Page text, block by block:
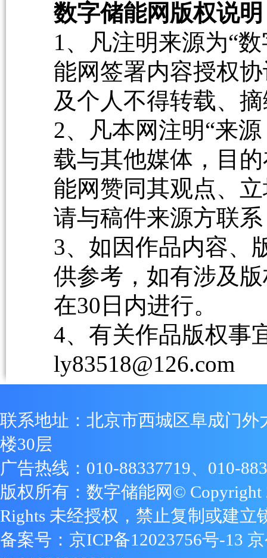
数字储能网版权说
1、凡注明来源为“
能网签署内容授权
及个人不得转载、
2、凡本网注明“来
载与其他媒体，目
能网赞同其观点、
请与稿件来源方联
3、如因作品内容、
供参考，如有涉及
在30日内进行。
4、有关作品版权事
ly83518@126.com
联系地址：北京市西城区阜成门外
楼30层
广告热线：010-88337719、010-
版权所有：数字储能网© Copyright
Rights 未经授权，禁止复制或建立
备案号： 京ICP备12023756号-13